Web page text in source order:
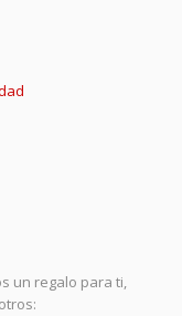
un regalo para ti,